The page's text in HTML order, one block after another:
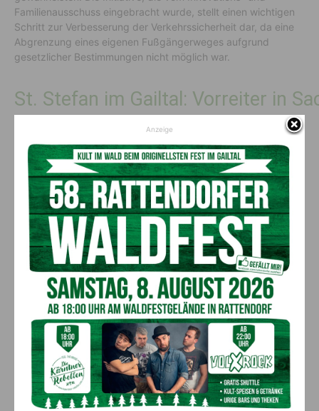
Familienausschuss eingebracht wurde, stellt einen wichtigen
Schritt zur Verbesserung der Verkehrssicherheit dar, da eine
Abgrenzung eines eigenen Fußgängerweges aufgrund
gesetzlicher Bestimmungen nicht möglich war.
St. Stefan im Gailtal: Vorreiter in
Mit der Umsetzung der Gefahrenschilder zeigt die Gemeinde
St. Stefan im Gailtal ihr Engagement für die Sicherheit ihrer
BürgerInnen und setzt ein Zeichen für
verantwortungsbewusstes Handeln im Straßenverkehr.
Vorheriger Artikel
20. Nassfeld Rad Classic um
die Wulfenia Trophy am
Nassfeld
Nächster Artikel
HAK Villach – Jubiläums-
Klassentreffen: Ehemalige
Schüler:innen feiern
Wiedersehen in alter Schule
AKTUELLES
Kirchtag in St. Lorenzen
Aktuell 6. August 2026
Anzeige